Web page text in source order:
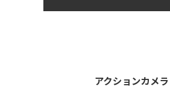
アクションカメラ